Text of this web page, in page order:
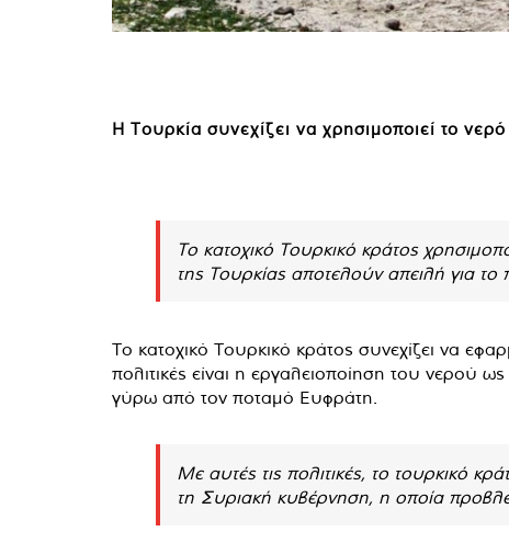
Η Τουρκία συνεχίζει να χρησιμοποιεί το
Το κατοχικό Τουρκικό κράτος
της Τουρκίας αποτελούν απειλή για
Το κατοχικό Τουρκικό κράτος συνεχίζει να
πολιτικές είναι η εργαλειοποίηση του νερού
γύρω από τον ποταμό Ευφράτη.
Με αυτές τις πολιτικές, το τουρκικό
τη Συριακή κυβέρνηση, η οποία